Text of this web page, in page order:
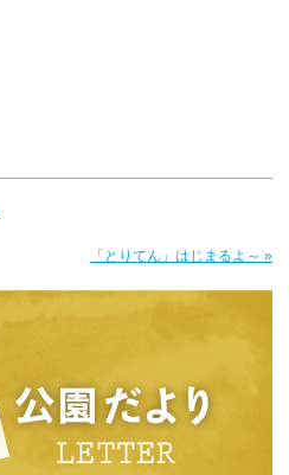
「とりてん」はじまるよ～ »